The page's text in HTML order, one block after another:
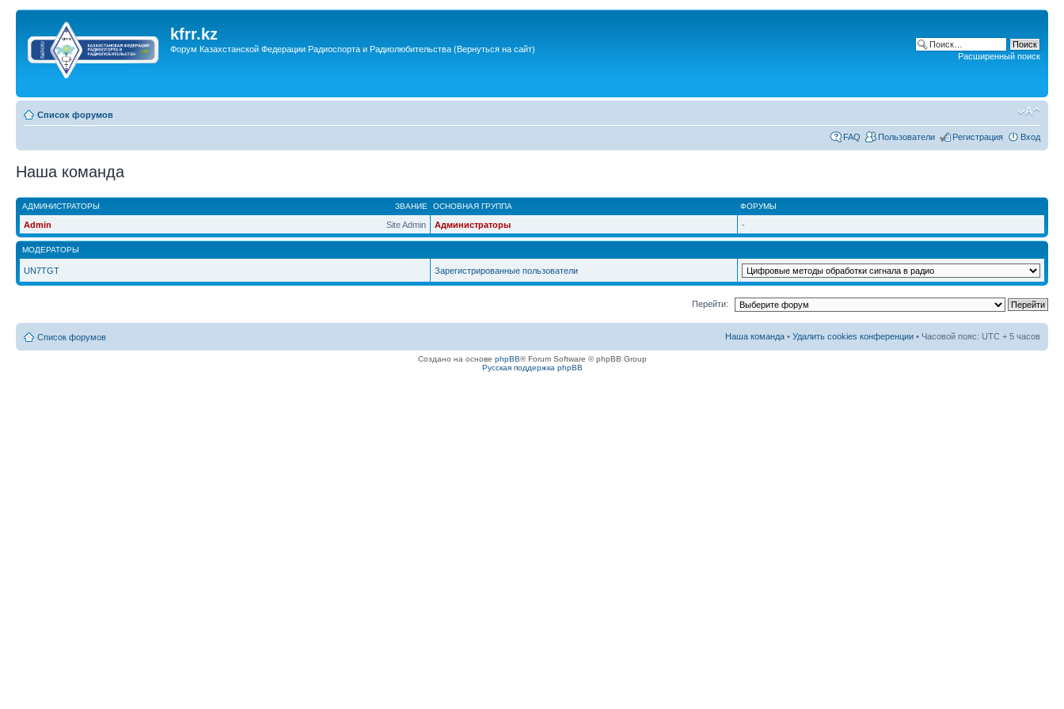
kfrr.kz
Форум Казахстанской Федерации Радиоспорта и Радиолюбительства (Вернуться на сайт)
Расширенный поиск
Список форумов
FAQ Пользователи Регистрация Вход
Наша команда
ЗВАНИЕ
АДМИНИСТРАТОРЫ ОСНОВНАЯ ГРУППА ФОРУМЫ
Site Admin
Admin Администраторы -
МОДЕРАТОРЫ
UN7TGT Зарегистрированные пользователи
Перейти:
Список форумов Наша команда • Удалить cookies конференции • Часовой пояс: UTC + 5 часов
Создано на основе phpBB® Forum Software © phpBB Group
Русская поддержка phpBB